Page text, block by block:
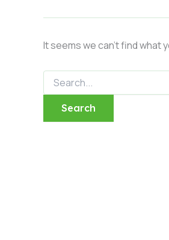
It seems we can’t find what